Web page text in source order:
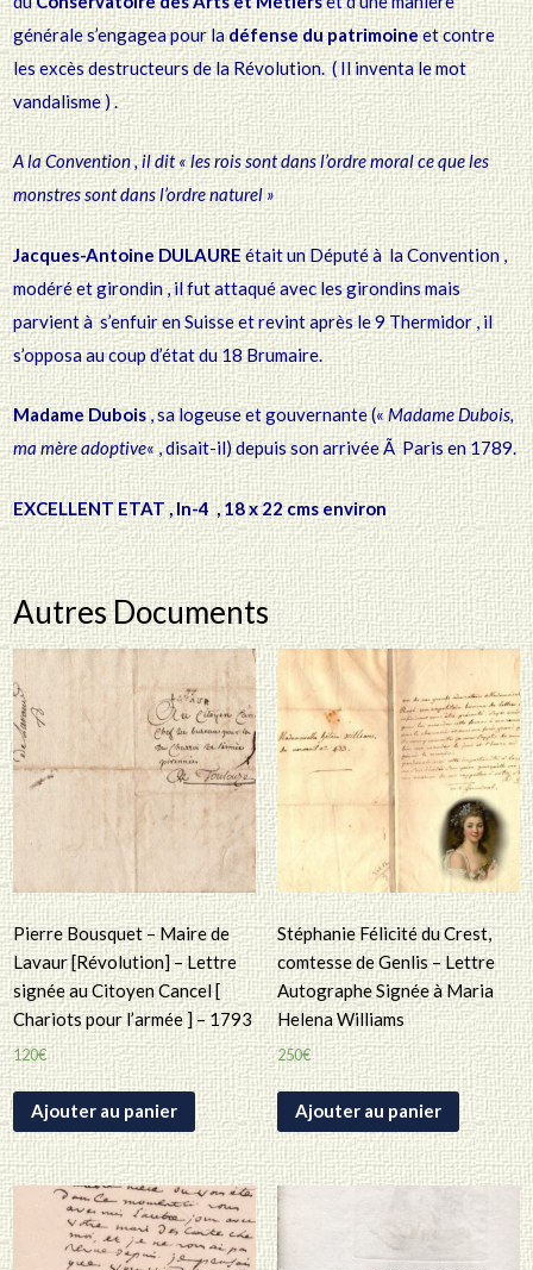
générale s’engagea pour ladéfense du patrimoineet contre
les excès destructeurs de la Révolution. ( Il inventa le mot
vandalisme ) .
A la Convention , il dit « les rois sont dans l’ordre moral ce que les
monstres sont dans l’ordre naturel »
Jacques-Antoine DULAUREétait un Député à la Convention ,
modéré et girondin , il fut attaqué avec les girondins mais
parvient à s’enfuir en Suisse et revint après le 9 Thermidor , il
s’opposa au coup d’état du 18 Brumaire.
Madame Dubois, sa logeuse et gouvernante («Madame Dubois,
ma mère adoptive« , disait-il) depuis son arrivée Ã Paris en 1789.
EXCELLENT ETAT , In-4 , 18 x 22 cms environ
Autres Documents
Pierre Bousquet – Maire de
Lavaur [Révolution] – Lettre
signée au Citoyen Cancel [
Chariots pour l’armée ] – 1793
120€
Ajouter au panier
Stéphanie Félicité du Crest,
comtesse de Genlis – Lettre
Autographe Signée à Maria
Helena Williams
250€
Ajouter au panier